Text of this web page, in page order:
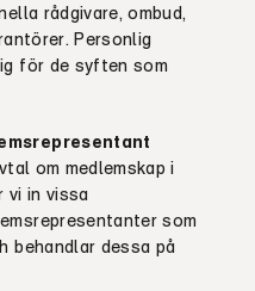
rådgivare, ombud,
. Personlig
för de syften som
om medlemskap i
vi in vissa
som
behandlar dessa på